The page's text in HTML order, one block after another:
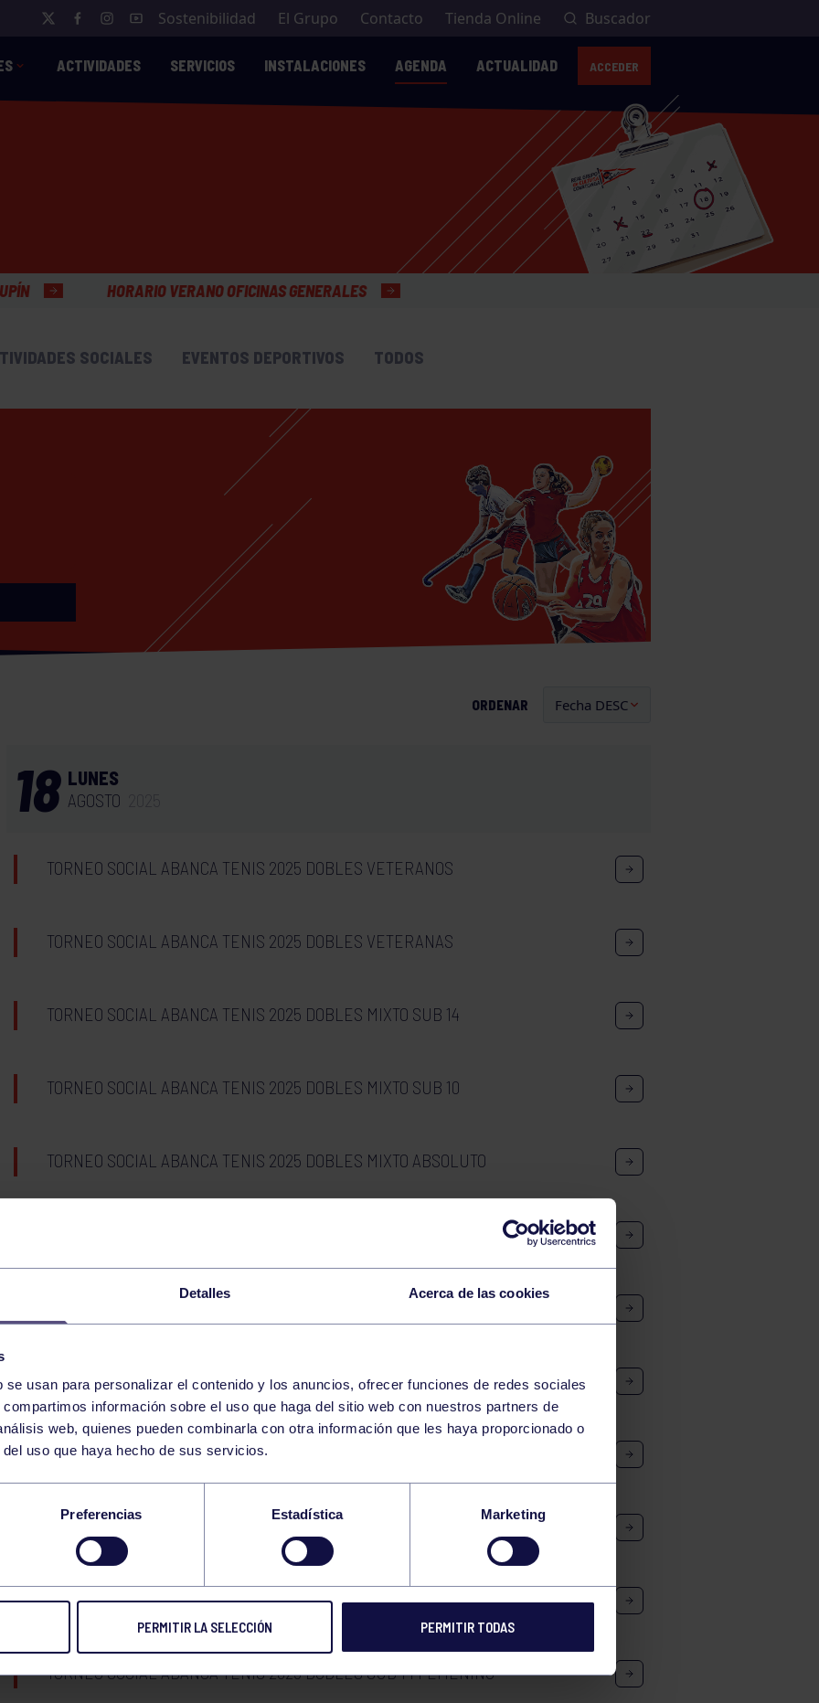
Detalles Acerca de las cookies
usan para personalizar el contenido y los anuncios, ofrecer funciones de redes sociales
información sobre el uso que haga del sitio web con nuestros partners de
web, quienes pueden combinarla con otra información que les haya proporcionado o
uso que haya hecho de sus servicios.
Preferencias Estadística Marketing
PERMITIR LA SELECCIÓN PERMITIR TODAS
Sostenibilidad El Grupo Contacto Tienda Online Buscador
ACTIVIDADES SERVICIOS INSTALACIONES AGENDA ACTUALIDAD ACCEDER
VERANO OFICINAS GENERALES
SOCIALES EVENTOS DEPORTIVOS TODOS
ORDENAR
18 LUNES
AGOSTO
TORNEO SOCIAL ABANCA TENIS 2025 DOBLES VETERANOS
TORNEO SOCIAL ABANCA TENIS 2025 DOBLES VETERANAS
TORNEO SOCIAL ABANCA TENIS 2025 DOBLES MIXTO SUB 14
TORNEO SOCIAL ABANCA TENIS 2025 DOBLES MIXTO SUB 10
TORNEO SOCIAL ABANCA TENIS 2025 DOBLES MIXTO ABSOLUTO
TORNEO SOCIAL ABANCA TENIS 2025 SUB 14 INDIVIDUAL FEMENINO
TORNEO SOCIAL ABANCA TENIS 2025 +35 DOBLES MIXTO
TORNEO SOCIAL ABANCA TENIS 2025 VETERANAS
TORNEO SOCIAL ABANCA TENIS 2025 VETERANOS
TORNEO SOCIAL ABANCA TENIS 2025 DOBLES SUB 14 FEMENINO
TORNEO SOCIAL ABANCA TENIS 2025 DOBLES SUB 14 FEMENINO